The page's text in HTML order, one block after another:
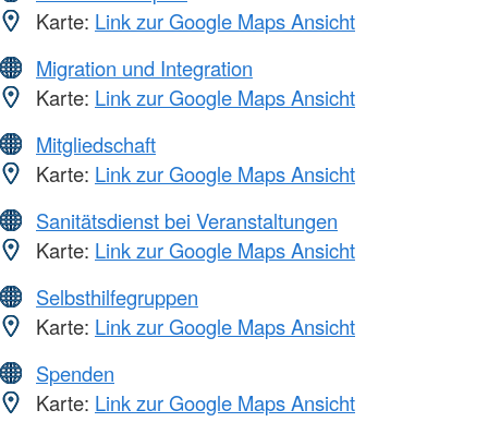
Karte: Link zur Google Maps Ansicht
Migration und Integration
Karte: Link zur Google Maps Ansicht
Mitgliedschaft
Karte: Link zur Google Maps Ansicht
Sanitätsdienst bei Veranstaltungen
Karte: Link zur Google Maps Ansicht
Selbsthilfegruppen
Karte: Link zur Google Maps Ansicht
Spenden
Karte: Link zur Google Maps Ansicht